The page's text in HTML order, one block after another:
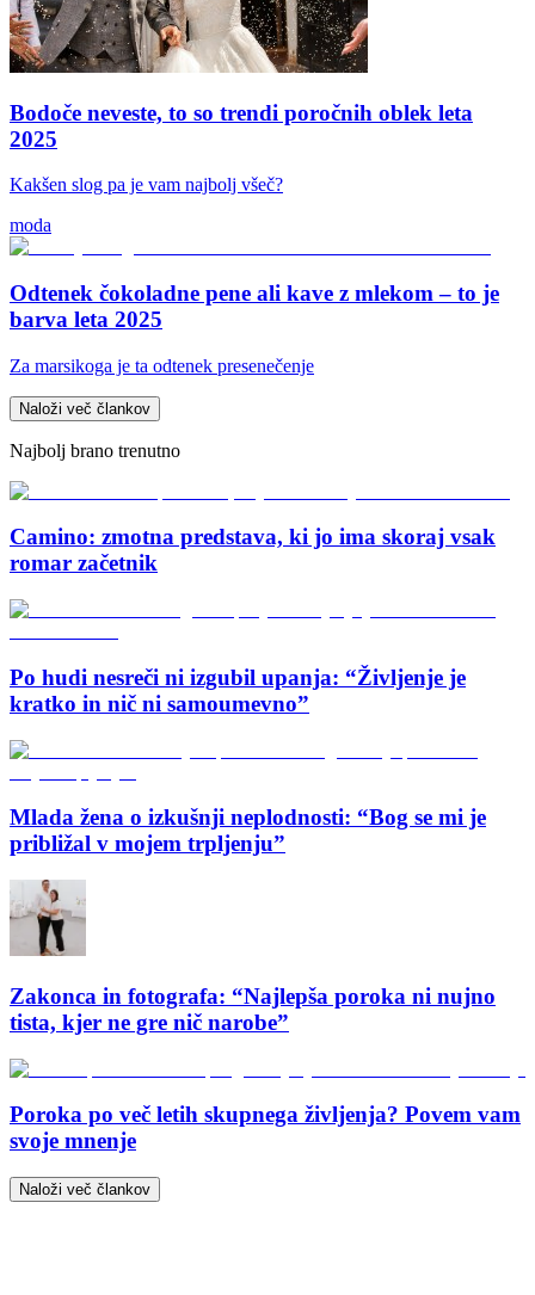
Bodoče neveste, to so trendi poročnih oblek leta
2025
Kakšen slog pa je vam najbolj všeč?
moda
Odtenek čokoladne pene ali kave z mlekom – to je
barva leta 2025
Za marsikoga je ta odtenek presenečenje
Naloži več člankov
Najbolj brano trenutno
Camino: zmotna predstava, ki jo ima skoraj vsak
romar začetnik
Po hudi nesreči ni izgubil upanja: “Življenje je
kratko in nič ni samoumevno”
Mlada žena o izkušnji neplodnosti: “Bog se mi je
približal v mojem trpljenju”
Zakonca in fotografa: “Najlepša poroka ni nujno
tista, kjer ne gre nič narobe”
Poroka po več letih skupnega življenja? Povem vam
svoje mnenje
Naloži več člankov